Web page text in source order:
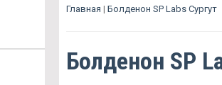
Главная | Болденон SP Labs Сургут
Болденон SP